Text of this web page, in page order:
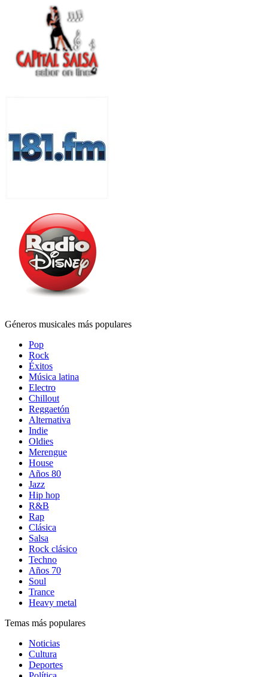
Géneros musicales más populares
Pop
Rock
Éxitos
Música latina
Electro
Chillout
Reggaetón
Alternativa
Indie
Oldies
Merengue
House
Años 80
Jazz
Hip hop
R&B
Rap
Clásica
Salsa
Rock clásico
Techno
Años 70
Soul
Trance
Heavy metal
Temas más populares
Noticias
Cultura
Deportes